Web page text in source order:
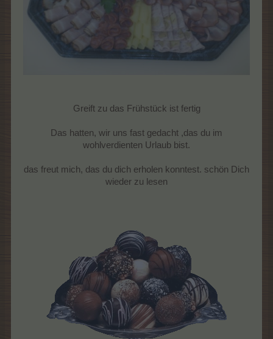
Greift zu das Frühstück ist fertig
Das hatten, wir uns fast gedacht ,das du im
wohlverdienten Urlaub bist.
das freut mich, das du dich erholen konntest. schön Dich
wieder zu lesen